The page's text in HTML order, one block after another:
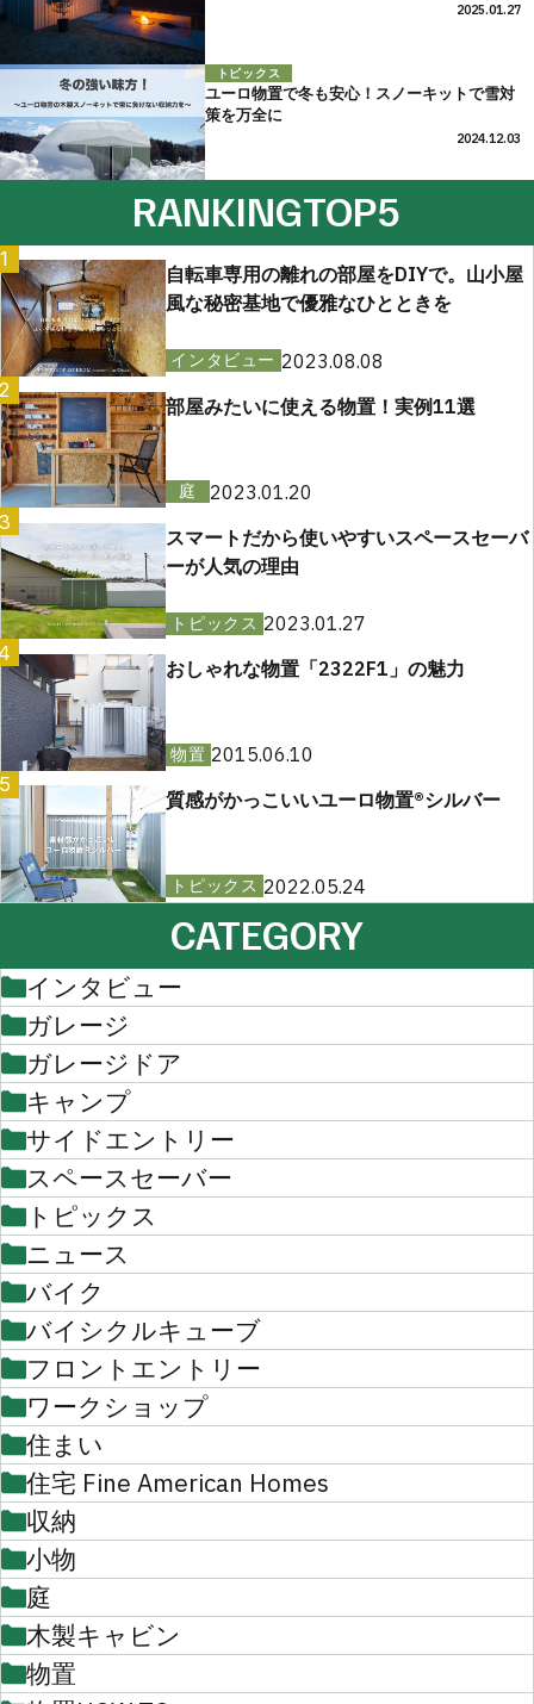
2025.01.27
トピックス
ユーロ物置で冬も安心！スノーキットで雪対
策を万全に
2024.12.03
RANKINGTOP5
1
自転車専用の離れの部屋をDIYで。山小屋
風な秘密基地で優雅なひとときを
インタビュー 2023.08.08
2
部屋みたいに使える物置！実例11選
庭
2023.01.20
スマートだから使いやすいスペースセーバ
ーが人気の理由
トピックス 2023.01.27
おしゃれな物置「2322F1」の魅力
物置 2015.06.10
質感がかっこいいユーロ物置®︎シルバー
トピックス 2022.05.24
CATEGORY
インタビュー
ガレージ
ガレージドア
キャンプ
サイドエントリー
スペースセーバー
トピックス
ニュース
バイク
バイシクルキューブ
フロントエントリー
ワークショップ
住まい
住宅 Fine American Homes
収納
小物
庭
木製キャビン
物置